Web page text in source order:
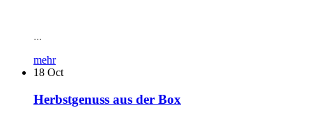
...
mehr
18 Oct
Herbstgenuss aus der Box